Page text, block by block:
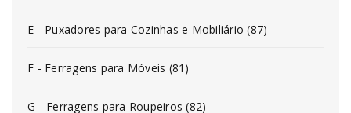
E - Puxadores para Cozinhas e Mobiliário (87)
F - Ferragens para Móveis (81)
G - Ferragens para Roupeiros (82)